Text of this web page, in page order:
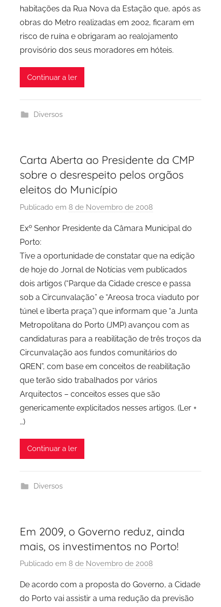
o
t
o
habitações da Rua Nova da Estação que, após as
obras do Metro realizadas em 2002, ficaram em
risco de ruína e obrigaram ao realojamento
provisório dos seus moradores em hóteis.
Continuar a ler
Diversos
Carta Aberta ao Presidente da CMP
sobre o desrespeito pelos orgãos
eleitos do Município
Publicado em 8 de Novembro de 2008
r
C
P
C
i
d
a
d
e
t
o
Exº Senhor Presidente da Câmara Municipal do
Porto:
Tive a oportunidade de constatar que na edição
de hoje do Jornal de Notícias vem publicados
dois artigos (“Parque da Cidade cresce e passa
sob a Circunvalação” e “Areosa troca viaduto por
túnel e liberta praça”) que informam que “a Junta
Metropolitana do Porto (JMP) avançou com as
candidaturas para a reabilitação de três troços da
Circunvalação aos fundos comunitários do
QREN”, com base em conceitos de reabilitação
que terão sido trabalhados por vários
Arquitectos – conceitos esses que são
genericamente explicitados nesses artigos. (Ler +
…)
Continuar a ler
Diversos
Em 2009, o Governo reduz, ainda
mais, os investimentos no Porto!
Publicado em 8 de Novembro de 2008
r
P
De acordo com a proposta do Governo, a Cidade
do Porto vai assistir a uma redução da previsão